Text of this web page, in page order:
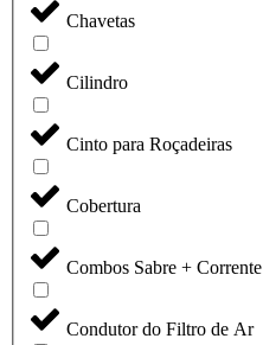
Chavetas
Cilindro
Cinto para Roçadeiras
Cobertura
Combos Sabre + Corrente
Condutor do Filtro de Ar